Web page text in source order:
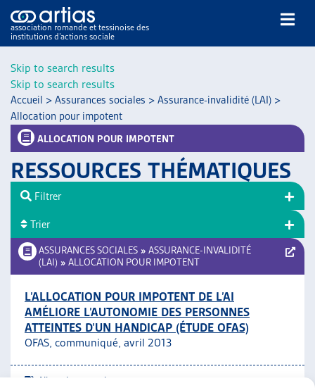
Skip to search results
Skip to search results
association romande et tessinoise des
institutions d’actions sociale
NOS PUBLICATIONS
ARTICLES
VEILLE
RESSOURCES
THÉMATIQUES
AUTRES
ARTIAS
L’ASSOCIATION
PROJETS ET ACTIVITÉS
JOURNÉES D’AUTOMNE
Accueil > Assurances sociales > Assurance-invalidité (LAI) >
Allocation pour impotent
ALLOCATION POUR IMPOTENT
RESSOURCES THÉMATIQUES
ASSURANCES SOCIALES » ASSURANCE-INVALIDITÉ
(LAI) » ALLOCATION POUR IMPOTENT
L’ALLOCATION POUR IMPOTENT DE L’AI
AMÉLIORE L’AUTONOMIE DES PERSONNES
ATTEINTES D’UN HANDICAP (ÉTUDE OFAS)
OFAS, communiqué, avril 2013
Allocation pour impotent
Filtrer
Trier